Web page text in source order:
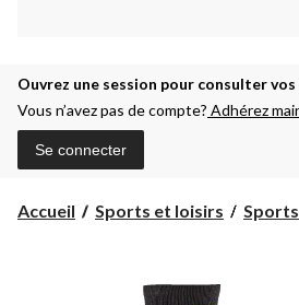
Ouvrez une session pour consulter
Vous n’avez pas de compte? Adhérez
Se connecter
Accueil Sports et loisirs